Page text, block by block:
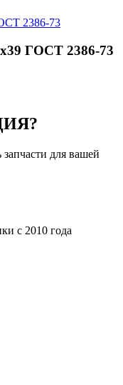
ГОСТ 2386-73
для вашей
с 2010 года